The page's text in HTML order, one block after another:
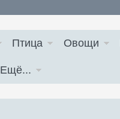
Птица Овощи
Ещё...